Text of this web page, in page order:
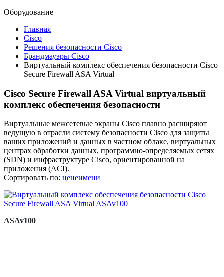
Оборудование
Главная
Cisco
Решения безопасности Cisco
Брандмауэры Cisco
Виртуальный комплекс обеспечения безопасности Cisco
Secure Firewall ASA Virtual
Cisco Secure Firewall ASA Virtual виртуальный
комплекс обеспечения безопасности
Виртуальные межсетевые экраны Cisco плавно расширяют
ведущую в отрасли систему безопасности Cisco для защиты
ваших приложений и данных в частном облаке, виртуальных
центрах обработки данных, программно-определяемых сетях
(SDN) и инфраструктуре Cisco, ориентированной на
приложения (ACI).
Сортировать по: ценеимени
ASAv100